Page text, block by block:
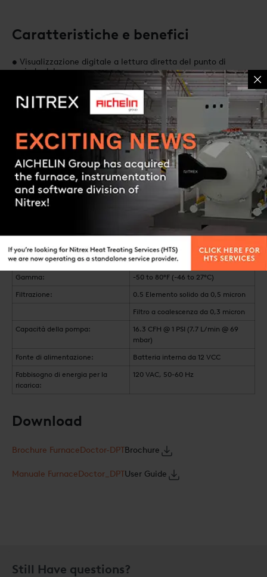
Caratteristiche e benefici
• Visualizzazione digitale a lettura diretta del punto di
rugiada del processo
• Progettazione adeguata all’uso in applicazioni di
trattamento termico
• Funzionamento rapido e semplice da usare
• Nessun errore di interpretazione
• Formazione dell’operatore in pochi minuti
• Ideale per l’uso su generatori di atmosfera o forni
• % di carbonio equivalente calcolata per il controllo
incrociato dei sistemi di sonde O2
• Batteria al piombo-acido ricaricabile di lunga durata
• Tempi di risposta brevi, anche in fase di spostamento tra
processi ad alto e basso punto di rugiada
• Possibile calibrazione dell’unità su standard tracciabili NIST
• Certificato di calibrazione fornito con la calibrazione in
fabbrica
Caratteristiche del sistema
Precisione: ±1°C al punto di rugiada della
Gamma: -50 to 80°F (-46 to 27°C)
Filtrazione: 0.5 Elemento solido da 0,5 micron
Filtro a coalescenza da 0,3 micron
Capacità della pompa:
16.3 CFH @ 1 PSI (7.7 L/min @ 69
mbar)
Fonte di alimentazione: Batteria interna da 12 VCC
Fabbisogno di energia per la
ricarica:
120 VAC, 50-60 Hz
Download
Brochure FurnaceDoctor-DPTBrochure
Manuale FurnaceDoctor_DPTUser Guide
Still Have questions?
Contact us